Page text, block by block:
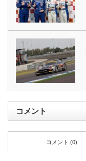
コメント
コメント (0)